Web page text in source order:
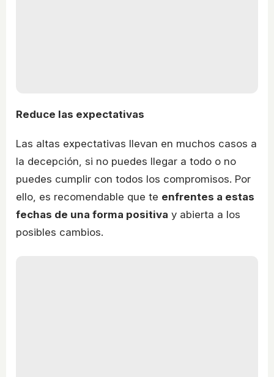
Reduce las expectativas
Las altas expectativas llevan en muchos casos a
la decepción, si no puedes llegar a todo o no
puedes cumplir con todos los compromisos. Por
ello, es recomendable que te enfrentes a estas
fechas de una forma positiva y abierta a los
posibles cambios.